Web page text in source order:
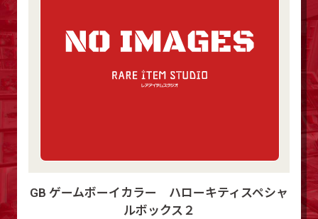
GB ゲームボーイカラー ハローキティスペシャ
ルボックス２